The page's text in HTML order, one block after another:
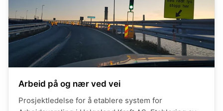
Arbeid på og nær ved vei
Prosjektledelse for å etablere system for